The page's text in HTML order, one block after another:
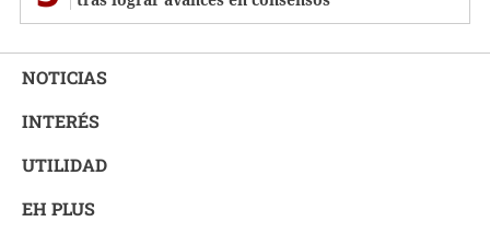
NOTICIAS
INTERÉS
UTILIDAD
EH PLUS